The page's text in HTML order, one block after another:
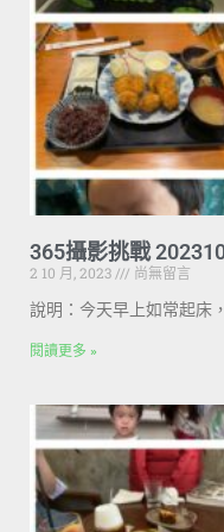
365攝影挑戰
2 10 月, 2023
尚無留言
說明：今天早上如常起床
閱讀更多 »